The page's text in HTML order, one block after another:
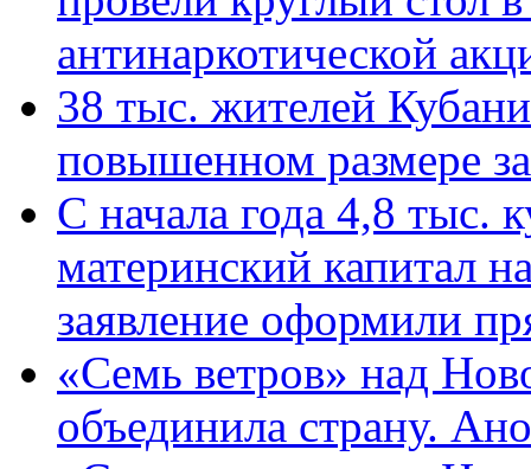
антинаркотической
38 тыс. жителей
повышенном размере
С начала года 4,8 тыс.
материнский капитал
заявление оформили
«Семь ветров» над
объединила страну.